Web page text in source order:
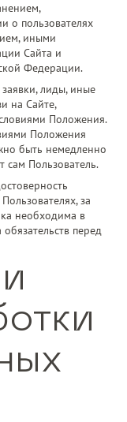
о пользователях
иными
Сайта и
Федерации.
лиды, иные
на Сайте,
Положения.
Положения
быть немедленно
сам Пользователь.
за
необходима в
перед